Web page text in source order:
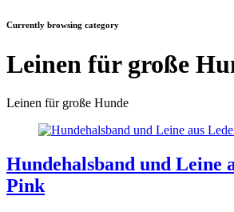
Currently browsing category
Leinen für große
Leinen für große Hunde
Hundehalsband und Leine
Pink